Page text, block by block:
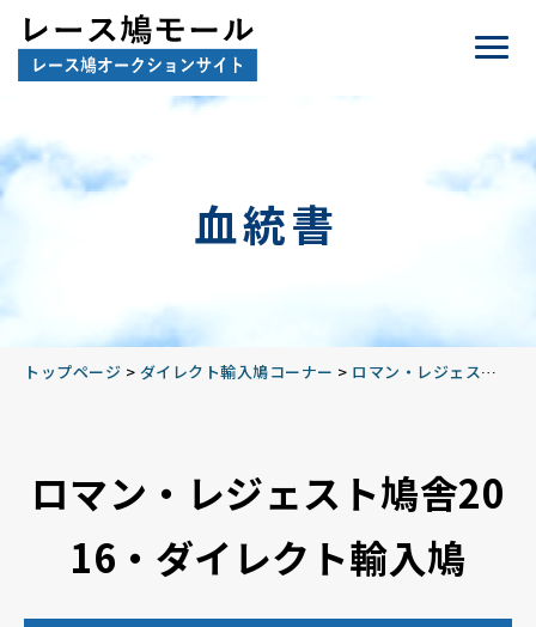
血統書
トップページ > ダイレクト輸入鳩コーナー > ロマン・レジェスト鳩舎2016
ロマン・レジェスト鳩舎20
16・ダイレクト輸入鳩